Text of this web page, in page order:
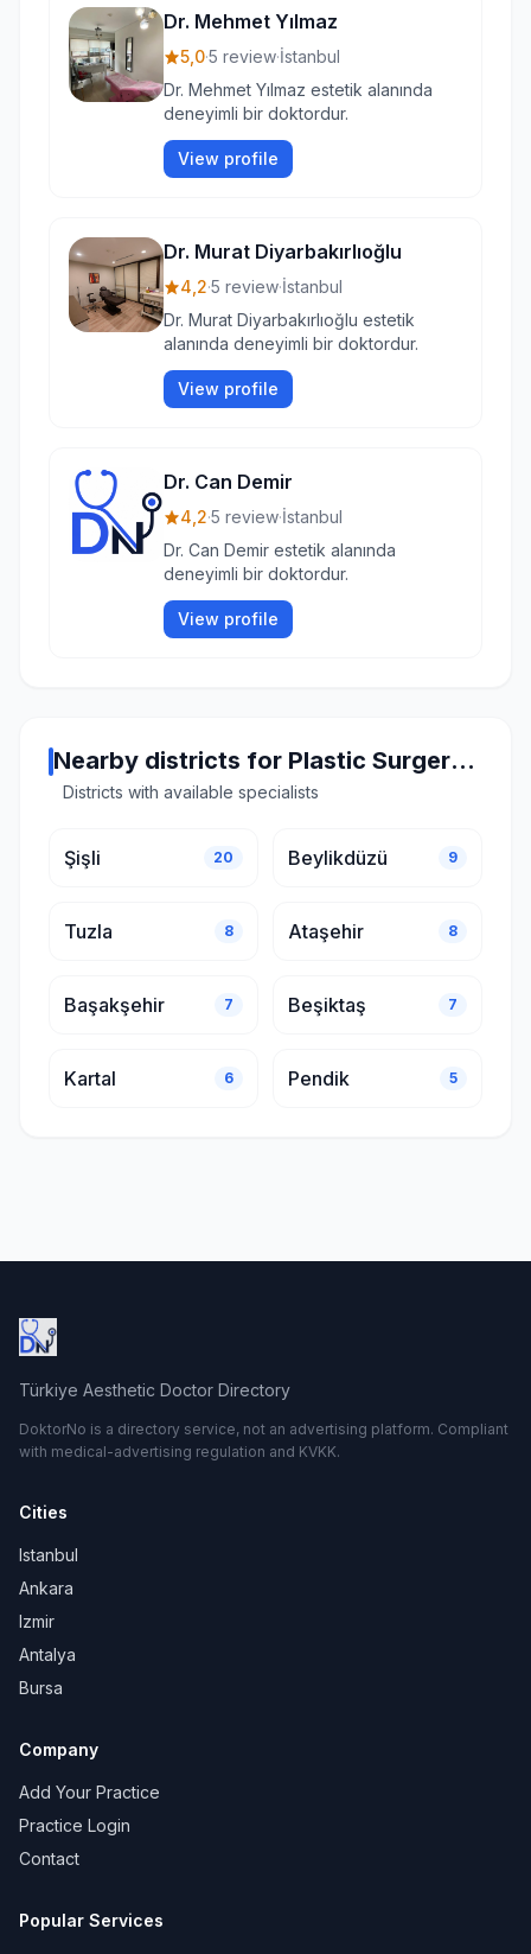
Dr. Mehmet Yılmaz
5,0·5 review·İstanbul
Dr. Mehmet Yılmaz estetik alanında
deneyimli bir doktordur.
View profile
Dr. Murat Diyarbakırlıoğlu
4,2·5 review·İstanbul
Dr. Murat Diyarbakırlıoğlu estetik
alanında deneyimli bir doktordur.
View profile
Dr. Can Demir
4,2·5 review·İstanbul
Dr. Can Demir estetik alanında
deneyimli bir doktordur.
View profile
Nearby districts for Plastic Surgery in Istanbul
Districts with available specialists
Şişli 20 Beylikdüzü 9
Tuzla 8 Ataşehir 8
Başakşehir 7 Beşiktaş 7
Kartal 6 Pendik 5
Türkiye Aesthetic Doctor Directory
DoktorNo is a directory service, not an advertising platform. Compliant
with medical-advertising regulation and KVKK.
Cities
Istanbul
Ankara
Izmir
Antalya
Bursa
Company
Add Your Practice
Practice Login
Contact
Popular Services